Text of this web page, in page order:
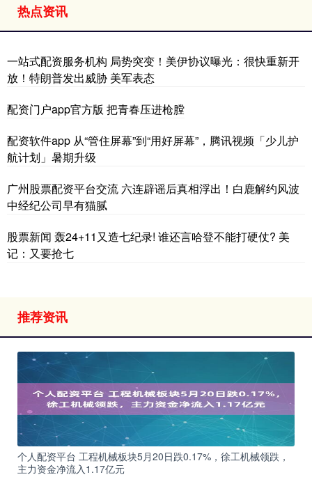
热点资讯
一站式配资服务机构 局势突变！美伊协议曝光：很快重新开
放！特朗普发出威胁 美军表态
配资门户app官方版 把青春压进枪膛
配资软件app 从“管住屏幕”到“用好屏幕”，腾讯视频「少儿护
航计划」暑期升级
广州股票配资平台交流 六连辟谣后真相浮出！白鹿解约风波
中经纪公司早有猫腻
股票新闻 轰24+11又造七纪录! 谁还言哈登不能打硬仗? 美
记：又要抢七
推荐资讯
个人配资平台 工程机械板块5月20日跌0.17%，徐工机械领跌，
主力资金净流入1.17亿元